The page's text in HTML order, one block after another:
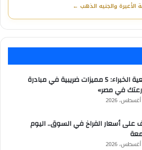
الأعيرة والجنيه الذهب ←
جمعية الخبراء: 5 مميزات ضريبية في مبادرة
في مصر»
على أسعار الفراخ في السوق.. اليوم